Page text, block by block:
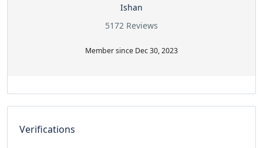
Ishan
5172 Reviews
Member since Dec 30, 2023
Verifications